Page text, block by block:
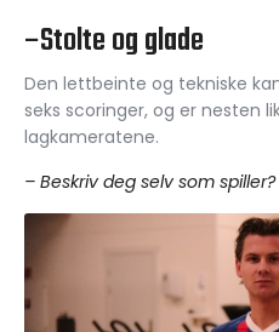
–Stolte og glade
Den lettbeinte og tekniske
seks scoringer, og er nesten
lagkameratene.
– Beskriv deg selv som spiller?